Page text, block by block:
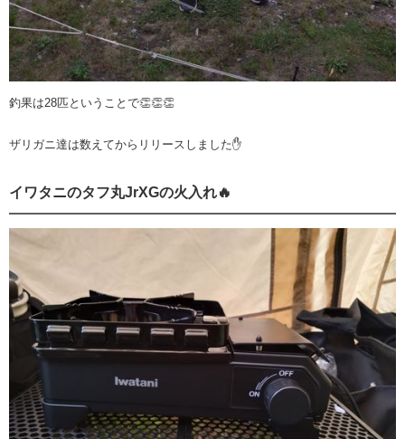
釣果は28匹ということで👏👏👏
ザリガニ達は数えてからリリースしました✋
イワタニのタフ丸JrXGの火入れ🔥